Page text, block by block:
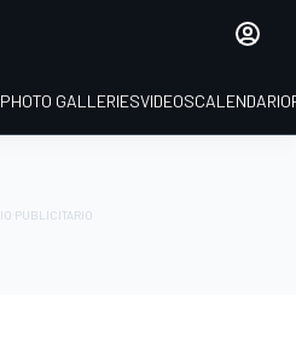
PHOTO GALLERIESVIDEOSCALENDARIO